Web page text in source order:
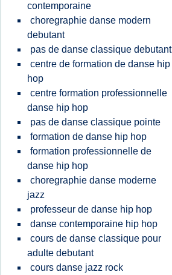
contemporaine
choregraphie danse modern
debutant
pas de danse classique debutant
centre de formation de danse hip
hop
centre formation professionnelle
danse hip hop
pas de danse classique pointe
formation de danse hip hop
formation professionnelle de
danse hip hop
choregraphie danse moderne
jazz
professeur de danse hip hop
danse contemporaine hip hop
cours de danse classique pour
adulte debutant
cours danse jazz rock